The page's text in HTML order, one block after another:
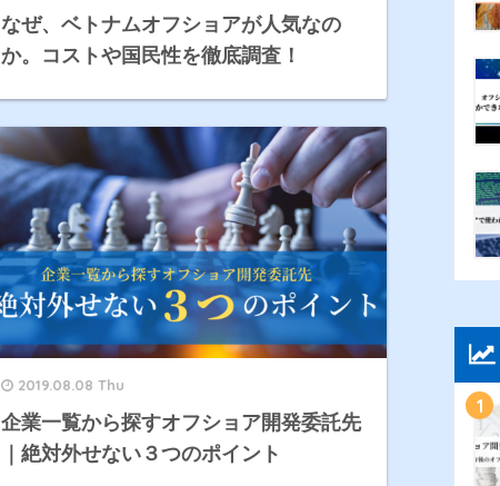
なぜ、ベトナムオフショアが人気なの
か。コストや国民性を徹底調査！
2019.08.08 Thu
企業一覧から探すオフショア開発委託先
｜絶対外せない３つのポイント
1